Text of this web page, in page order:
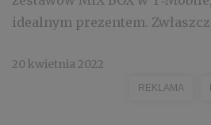
idealnym prezentem.
20 kwietnia 2022
REKLAMA